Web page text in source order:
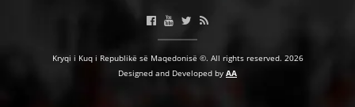
Kryqi i Kuq i Republikë së Maqedonisë ©. All rights reserved. 2026
Designed and Developed by AA